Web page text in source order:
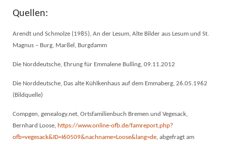
Quellen:
Arendt und Schmolze (1985), An der Lesum, Alte Bilder aus Lesum und St.
Magnus – Burg, Marßel, Burgdamm
Die Norddeutsche, Ehrung für Emmalene Bulling, 09.11.2012
Die Norddeutsche, Das alte Kühlkenhaus auf dem Emmaberg, 26.05.1962
(Bildquelle)
Compgen, genealogy.net, Ortsfamilienbuch Bremen und Vegesack,
Bernhard Loose, https://www.online-ofb.de/famreport.php?
ofb=vegesack&ID=I60509&nachname=Loose&lang=de, abgefragt am